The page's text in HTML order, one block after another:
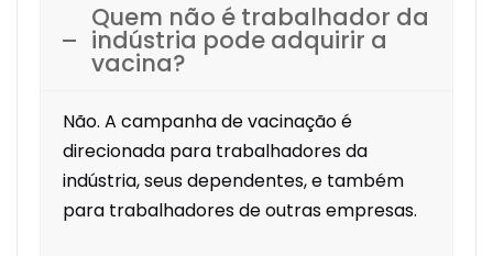
Quem não é trabalhador da
indústria pode adquirir a
vacina?
Não. A campanha de vacinação é
direcionada para trabalhadores da
indústria, seus dependentes, e também
para trabalhadores de outras empresas.